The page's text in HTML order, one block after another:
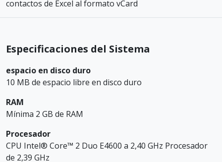
contactos de Excel al formato vCard
Especificaciones del Sistema
espacio en disco duro
10 MB de espacio libre en disco duro
RAM
Mínima 2 GB de RAM
Procesador
CPU Intel® Core™ 2 Duo E4600 a 2,40 GHz Procesador
de 2,39 GHz